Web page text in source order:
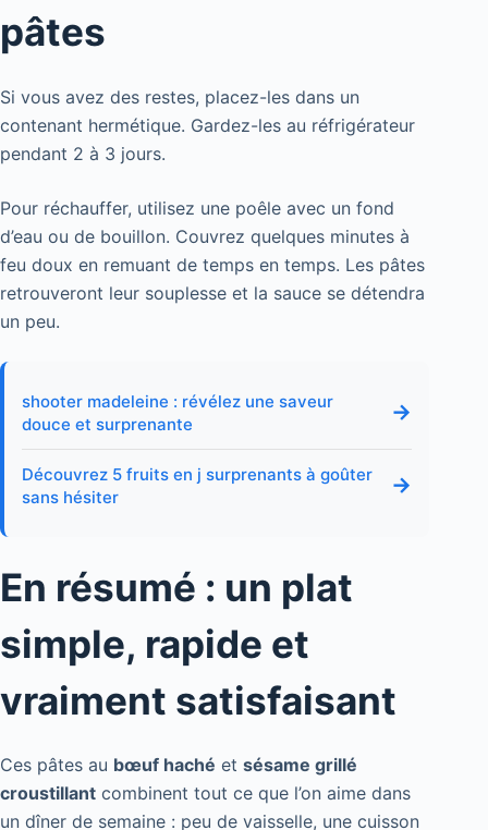
pâtes
Si vous avez des restes, placez-les dans un
contenant hermétique. Gardez-les au réfrigérateur
pendant 2 à 3 jours.
Pour réchauffer, utilisez une poêle avec un fond
d’eau ou de bouillon. Couvrez quelques minutes à
feu doux en remuant de temps en temps. Les pâtes
retrouveront leur souplesse et la sauce se détendra
un peu.
shooter madeleine : révélez une saveur
douce et surprenante
→
Découvrez 5 fruits en j surprenants à goûter
sans hésiter
→
En résumé : un plat
simple, rapide et
vraiment satisfaisant
Ces pâtes au bœuf haché et sésame grillé
croustillant combinent tout ce que l’on aime dans
un dîner de semaine : peu de vaisselle, une cuisson